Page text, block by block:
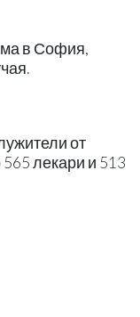
в София,
от
лекари и 513